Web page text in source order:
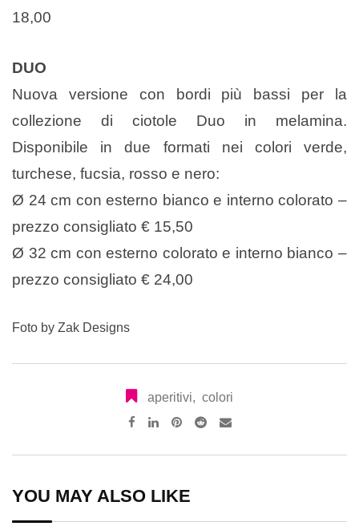
18,00
DUO
Nuova versione con bordi più bassi per la
collezione di ciotole Duo in melamina.
Disponibile in due formati nei colori verde,
turchese, fucsia, rosso e nero:
Ø 24 cm con esterno bianco e interno colorato –
prezzo consigliato € 15,50
Ø 32 cm con esterno colorato e interno bianco –
prezzo consigliato € 24,00
Foto by Zak Designs
aperitivi, colori
Pinterest
RedditShare
YOU MAY ALSO LIKE